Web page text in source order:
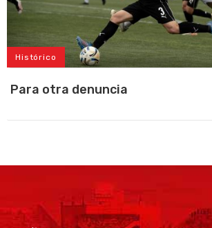
Histórico
Para otra denuncia